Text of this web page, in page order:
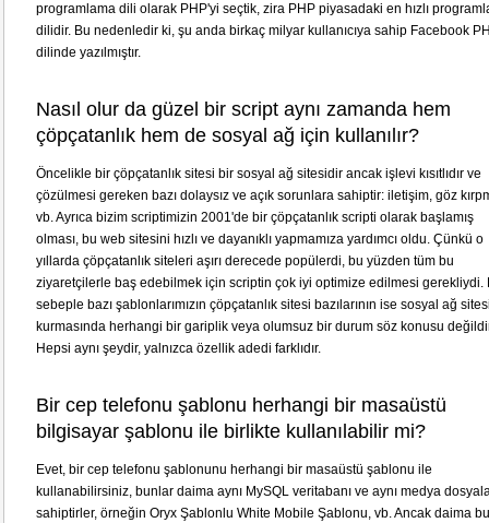
programlama dili olarak PHP'yi seçtik, zira PHP piyasadaki en hızlı
dilidir. Bu nedenledir ki, şu anda birkaç milyar kullanıcıya sahip Facebook
dilinde yazılmıştır.
Nasıl olur da güzel bir script aynı zamanda hem
çöpçatanlık hem de sosyal ağ için kullanılır?
Öncelikle bir çöpçatanlık sitesi bir sosyal ağ sitesidir ancak işlevi kısıtlıdır ve
çözülmesi gereken bazı dolaysız ve açık sorunlara sahiptir: iletişim, göz
vb. Ayrıca bizim scriptimizin 2001'de bir çöpçatanlık scripti olarak başlamış
olması, bu web sitesini hızlı ve dayanıklı yapmamıza yardımcı oldu. Çünkü o
yıllarda çöpçatanlık siteleri aşırı derecede popülerdi, bu yüzden tüm bu
ziyaretçilerle baş edebilmek için scriptin çok iyi optimize edilmesi gerekliydi.
sebeple bazı şablonlarımızın çöpçatanlık sitesi bazılarının ise sosyal ağ
kurmasında herhangi bir gariplik veya olumsuz bir durum söz konusu
Hepsi aynı şeydir, yalnızca özellik adedi farklıdır.
Bir cep telefonu şablonu herhangi bir masaüstü
bilgisayar şablonu ile birlikte kullanılabilir mi?
Evet, bir cep telefonu şablonunu herhangi bir masaüstü şablonu ile
kullanabilirsiniz, bunlar daima aynı MySQL veritabanı ve aynı medya
sahiptirler, örneğin Oryx Şablonlu White Mobile Şablonu, vb. Ancak daima